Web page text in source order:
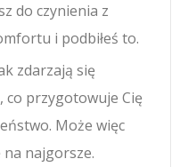
do czynienia z
i podbiłeś to.
zdarzają się
co przygotowuje Cię
Może więc
najgorsze.